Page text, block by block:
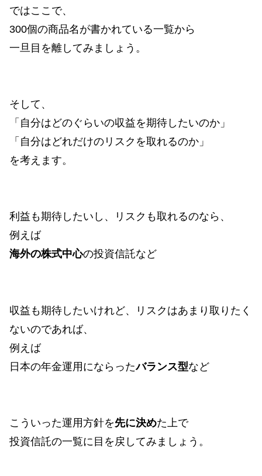
ではここで、
300個の商品名が書かれている一覧から
一旦目を離してみましょう。
そして、
「自分はどのぐらいの収益を期待したいのか」
「自分はどれだけのリスクを取れるのか」
を考えます。
利益も期待したいし、リスクも取れるのなら、
例えば
海外の株式中心の投資信託など
収益も期待したいけれど、リスクはあまり取りたく
ないのであれば、
例えば
日本の年金運用にならったバランス型など
こういった運用方針を先に決めた上で
投資信託の一覧に目を戻してみましょう。